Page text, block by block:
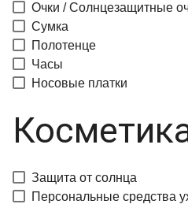
Очки / Солнцезащитные
Сумка
Полотенце
Часы
Носовые платки
Защита от солнца
Персональные средства